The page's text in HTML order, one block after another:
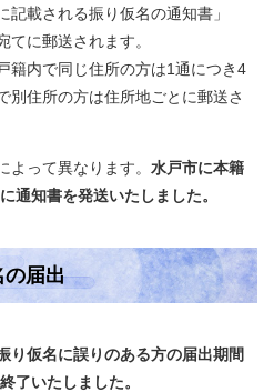
載される振り仮名の通知書」
てに郵送されます。
籍内で同じ住所の方は1通につき4
別住所の方は住所地ごとに郵送さ
って異なります。 水戸市に本籍
通知書を発送いたしました。
の届出
り仮名に誤りのある方の届出期間
了いたしました。